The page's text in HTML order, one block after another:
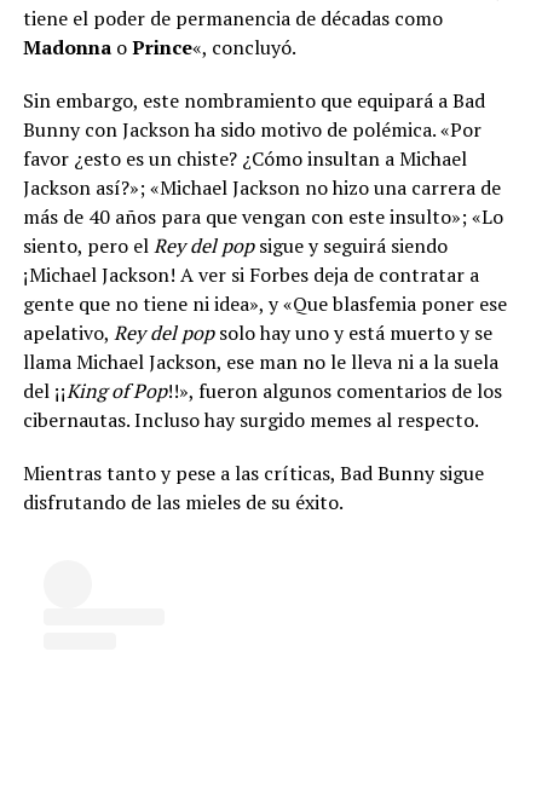
tiene el poder de permanencia de décadas como
MadonnaoPrince«, concluyó.
Sin embargo, este nombramiento que equipará a Bad
Bunny con Jackson ha sido motivo de polémica. «Por
favor ¿esto es un chiste? ¿Cómo insultan a Michael
Jackson así?»; «Michael Jackson no hizo una carrera de
más de 40 años para que vengan con este insulto»; «Lo
siento, pero elRey del popsigue y seguirá siendo
¡Michael Jackson! A ver si Forbes deja de contratar a
gente que no tiene ni idea», y «Que blasfemia poner ese
apelativo, Rey del popsolo hay uno y está muerto y se
llama Michael Jackson, ese man no le lleva ni a la suela
del ¡¡King of Pop!!», fueron algunos comentarios de los
cibernautas. Incluso hay surgido memes al respecto.
Mientras tanto y pese a las críticas, Bad Bunny sigue
disfrutando de las mieles de su éxito.